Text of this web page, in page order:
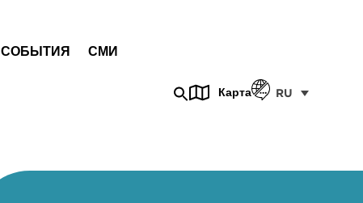
СОБЫТИЯ СМИ
Карта RU